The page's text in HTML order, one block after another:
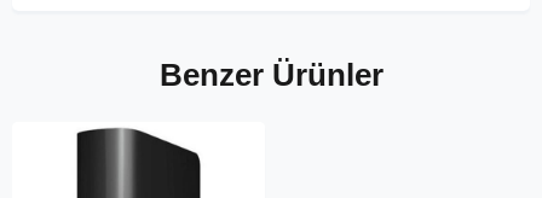
Benzer Ürünler